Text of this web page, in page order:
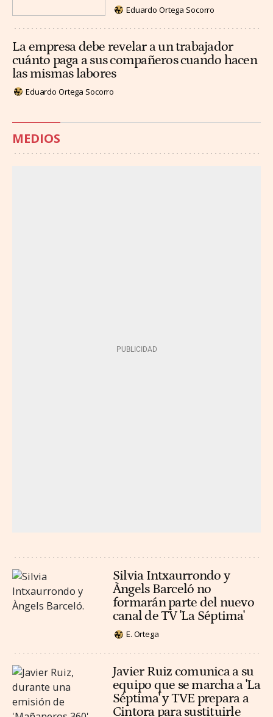
Eduardo Ortega Socorro
La empresa debe revelar a un trabajador
cuánto paga a sus compañeros cuando hacen
las mismas labores
Eduardo Ortega Socorro
MEDIOS
Silvia Intxaurrondo y
Àngels Barceló no
formarán parte del nuevo
canal de TV 'La Séptima'
E. Ortega
Javier Ruiz comunica a su
equipo que se marcha a 'La
Séptima' y TVE prepara a
Cintora para sustituirle